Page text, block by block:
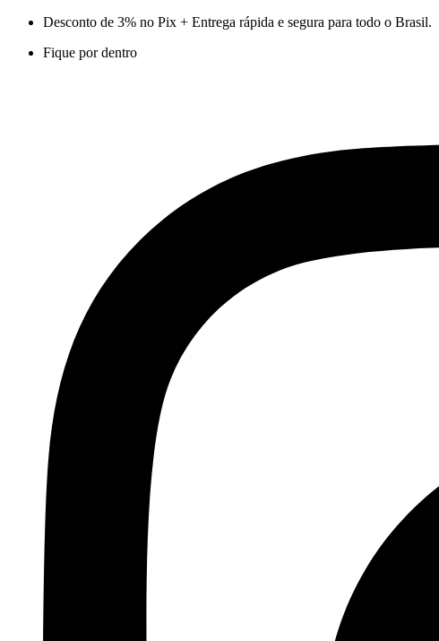
Desconto de 3% no Pix + Entrega rápida e segura para todo o Brasil.
Fique por dentro